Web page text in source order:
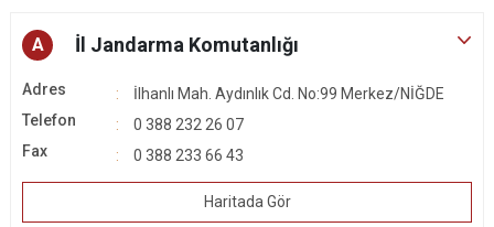
A İl Jandarma Komutanlığı
Adres
İlhanlı Mah. Aydınlık Cd. No:99 Merkez/NİĞDE
Telefon
0 388 232 26 07
Fax
0 388 233 66 43
Haritada Gör